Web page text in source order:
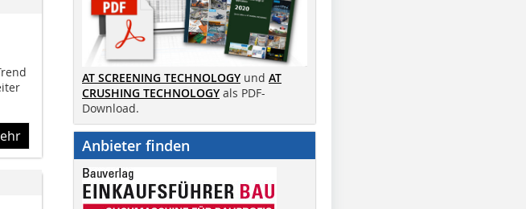
AT SCREENING TECHNOLOGY und AT
CRUSHING TECHNOLOGY als PDF-
Download.
Anbieter finden